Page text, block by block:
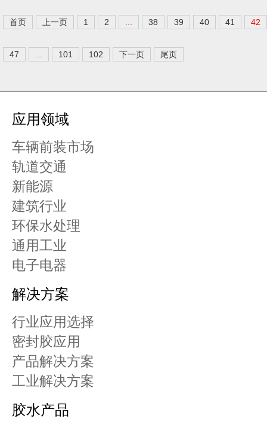
首页 上一页 1 2 38 39 40 41 42
47 101 102 下一页 尾页
应用领域
车辆前装市场
轨道交通
新能源
建筑行业
环保水处理
通用工业
电子电器
解决方案
行业应用选择
密封胶应用
产品解决方案
工业解决方案
胶水产品